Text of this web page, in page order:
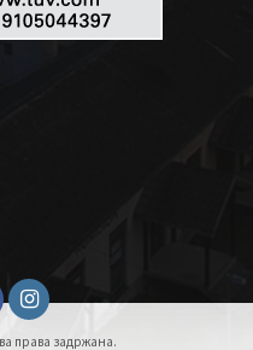
права задржана.